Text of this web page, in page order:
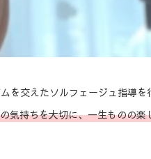
交えたソルフェージュ指導を
気持ちを大切に、一生ものの楽